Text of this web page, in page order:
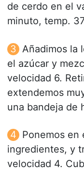
de cerdo en el
minuto, temp.
Añadimos la
el azúcar y
velocidad 6.
extendemos
una bandeja de
Ponemos en
ingredientes, y
velocidad 4.